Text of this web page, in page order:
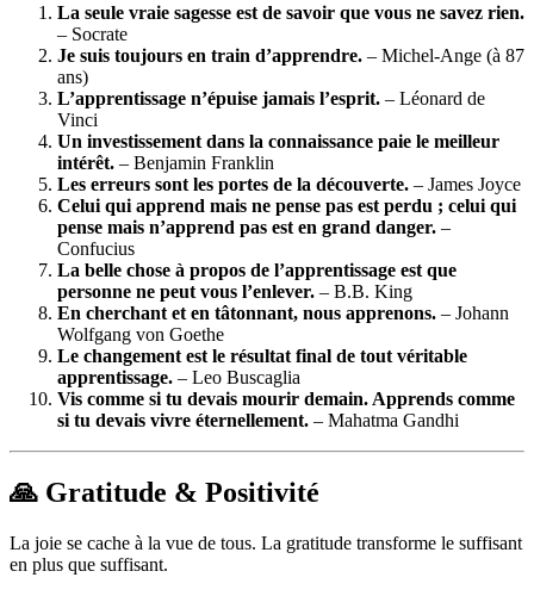
La seule vraie sagesse est de savoir que vous ne savez rien.
– Socrate
Je suis toujours en train d’apprendre. – Michel-Ange (à 87
ans)
L’apprentissage n’épuise jamais l’esprit. – Léonard de
Vinci
Un investissement dans la connaissance paie le meilleur
intérêt. – Benjamin Franklin
Les erreurs sont les portes de la découverte. – James Joyce
Celui qui apprend mais ne pense pas est perdu ; celui qui
pense mais n’apprend pas est en grand danger. –
Confucius
La belle chose à propos de l’apprentissage est que
personne ne peut vous l’enlever. – B.B. King
En cherchant et en tâtonnant, nous apprenons. – Johann
Wolfgang von Goethe
Le changement est le résultat final de tout véritable
apprentissage. – Leo Buscaglia
Vis comme si tu devais mourir demain. Apprends comme
si tu devais vivre éternellement. – Mahatma Gandhi
🙏 Gratitude & Positivité
La joie se cache à la vue de tous. La gratitude transforme le suffisant
en plus que suffisant.